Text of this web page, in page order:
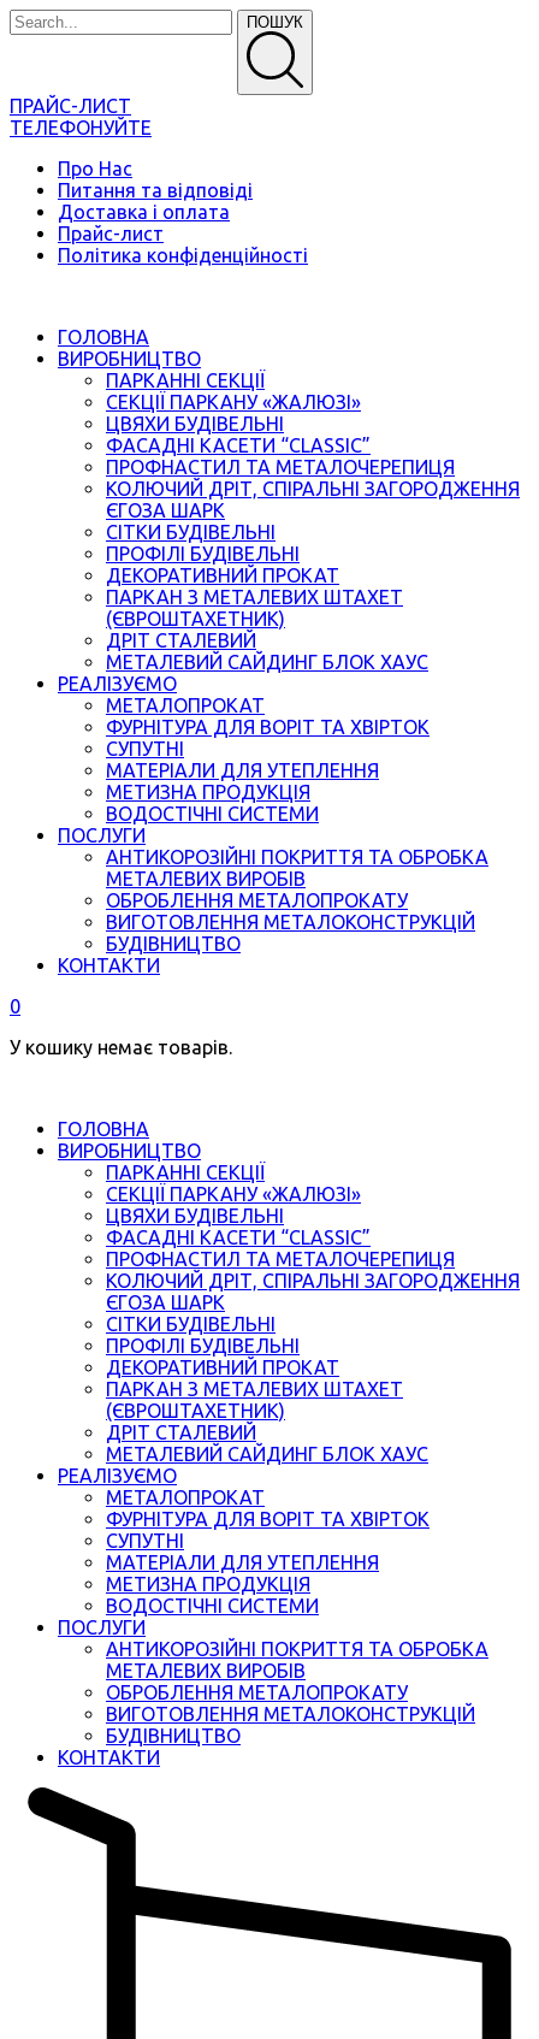
ПОШУК
ПРАЙС-ЛИСТ
ТЕЛЕФОНУЙТЕ
Про Нас
Питання та відповіді
Доставка і оплата
Прайс-лист
Політика конфіденційності
ГОЛОВНА
ВИРОБНИЦТВО
ПАРКАННІ СЕКЦІЇ
СЕКЦІЇ ПАРКАНУ «ЖАЛЮЗІ»
ЦВЯХИ БУДІВЕЛЬНІ
ФАСАДНІ КАСЕТИ “CLASSIC”
ПРОФНАСТИЛ ТА МЕТАЛОЧЕРЕПИЦЯ
КОЛЮЧИЙ ДРІТ, СПІРАЛЬНІ ЗАГОРОДЖЕННЯ
ЄГОЗА ШАРК
СІТКИ БУДІВЕЛЬНІ
ПРОФІЛІ БУДІВЕЛЬНІ
ДЕКОРАТИВНИЙ ПРОКАТ
ПАРКАН З МЕТАЛЕВИХ ШТАХЕТ
(ЄВРОШТАХЕТНИК)
ДРІТ СТАЛЕВИЙ
МЕТАЛЕВИЙ САЙДИНГ БЛОК ХАУС
РЕАЛІЗУЄМО
МЕТАЛОПРОКАТ
ФУРНІТУРА ДЛЯ ВОРІТ ТА ХВІРТОК
СУПУТНІ
МАТЕРІАЛИ ДЛЯ УТЕПЛЕННЯ
МЕТИЗНА ПРОДУКЦІЯ
ВОДОСТІЧНІ СИСТЕМИ
ПОСЛУГИ
АНТИКОРОЗІЙНІ ПОКРИТТЯ ТА ОБРОБКА
МЕТАЛЕВИХ ВИРОБІВ
ОБРОБЛЕННЯ МЕТАЛОПРОКАТУ
ВИГОТОВЛЕННЯ МЕТАЛОКОНСТРУКЦІЙ
БУДІВНИЦТВО
КОНТАКТИ
0
У кошику немає товарів.
ГОЛОВНА
ВИРОБНИЦТВО
ПАРКАННІ СЕКЦІЇ
СЕКЦІЇ ПАРКАНУ «ЖАЛЮЗІ»
ЦВЯХИ БУДІВЕЛЬНІ
ФАСАДНІ КАСЕТИ “CLASSIC”
ПРОФНАСТИЛ ТА МЕТАЛОЧЕРЕПИЦЯ
КОЛЮЧИЙ ДРІТ, СПІРАЛЬНІ ЗАГОРОДЖЕННЯ
ЄГОЗА ШАРК
СІТКИ БУДІВЕЛЬНІ
ПРОФІЛІ БУДІВЕЛЬНІ
ДЕКОРАТИВНИЙ ПРОКАТ
ПАРКАН З МЕТАЛЕВИХ ШТАХЕТ
(ЄВРОШТАХЕТНИК)
ДРІТ СТАЛЕВИЙ
МЕТАЛЕВИЙ САЙДИНГ БЛОК ХАУС
РЕАЛІЗУЄМО
МЕТАЛОПРОКАТ
ФУРНІТУРА ДЛЯ ВОРІТ ТА ХВІРТОК
СУПУТНІ
МАТЕРІАЛИ ДЛЯ УТЕПЛЕННЯ
МЕТИЗНА ПРОДУКЦІЯ
ВОДОСТІЧНІ СИСТЕМИ
ПОСЛУГИ
АНТИКОРОЗІЙНІ ПОКРИТТЯ ТА ОБРОБКА
МЕТАЛЕВИХ ВИРОБІВ
ОБРОБЛЕННЯ МЕТАЛОПРОКАТУ
ВИГОТОВЛЕННЯ МЕТАЛОКОНСТРУКЦІЙ
БУДІВНИЦТВО
КОНТАКТИ